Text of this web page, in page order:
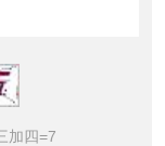
加四=7